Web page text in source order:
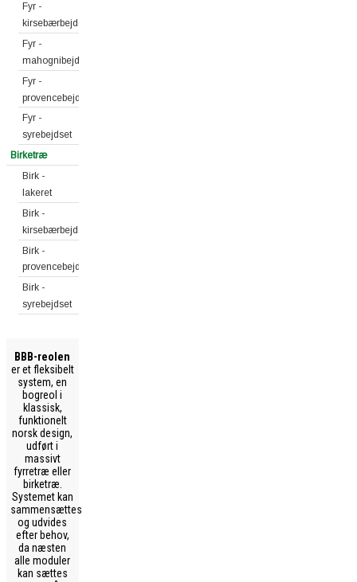
Fyr -
kirsebærbejdset
Fyr -
mahognibejdset
Fyr -
provencebejdset
Fyr -
syrebejdset
Birketræ
Birk -
lakeret
Birk -
kirsebærbejdset
Birk -
provencebejdset
Birk -
syrebejdset
BBB-reolen
er et fleksibelt
system, en
bogreol i
klassisk,
funktionelt
norsk design,
udført i
massivt
fyrretræ eller
birketræ.
Systemet kan
sammensættes
og udvides
efter behov,
da næsten
alle moduler
kan sættes